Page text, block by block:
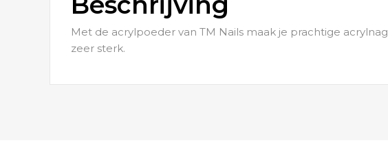
Met de acrylpoeder van TM Nails maak je prachtige
zeer sterk.